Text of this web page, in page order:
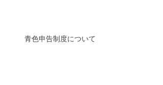
青色申告制度について